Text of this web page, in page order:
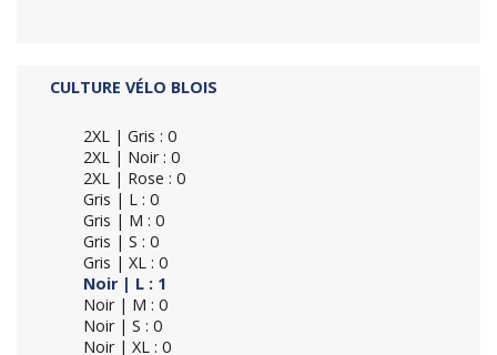
CULTURE VÉLO BLOIS
2XL | Gris : 0
2XL | Noir : 0
2XL | Rose : 0
Gris | L : 0
Gris | M : 0
Gris | S : 0
Gris | XL : 0
Noir | L : 1
Noir | M : 0
Noir | S : 0
Noir | XL : 0